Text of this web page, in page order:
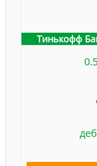
Тинькофф